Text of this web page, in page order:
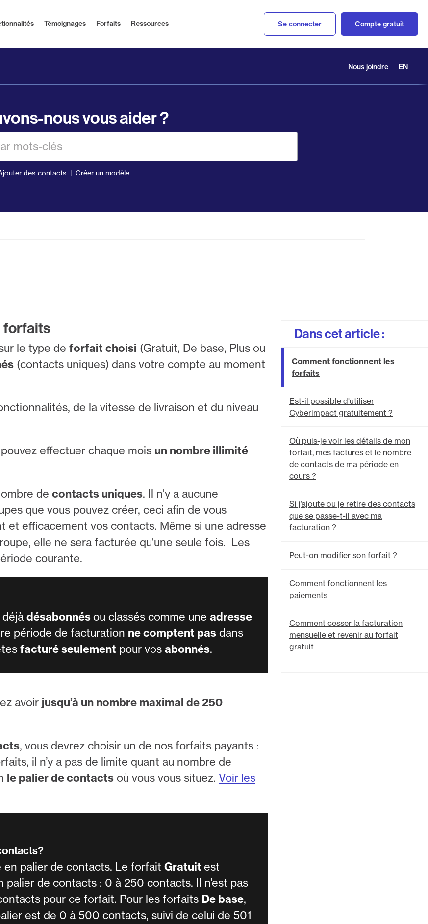
Témoignages Forfaits Ressources Se connecter Compte gratuit
Nous joindre EN
nous vous aider ?
des contacts Créer un modèle
Dans cet article :
Comment fonctionnent les
forfaits
Est-il possible d'utiliser
Cyberimpact gratuitement ?
Où puis-je voir les détails de mon
forfait, mes factures et le nombre
de contacts de ma période en
cours ?
Si j’ajoute ou je retire des contacts
que se passe-t-il avec ma
facturation ?
Peut-on modifier son forfait ?
Comment fonctionnent les
paiements
Comment cesser la facturation
mensuelle et revenir au forfait
gratuit
forfaits
le type de forfait choisi (Gratuit, De base, Plus ou
(contacts uniques) dans votre compte au moment
de la vitesse de livraison et du niveau
effectuer chaque mois un nombre illimité
de contacts uniques. Il n'y a aucune
que vous pouvez créer, ceci afin de vous
et efficacement vos contacts. Même si une adresse
elle ne sera facturée qu'une seule fois. Les
courante.
désabonnésou classés comme une adresse
période de facturation ne comptent pas dans
facturé seulement pour vos abonnés.
avoir jusqu’à un nombre maximal de 250
, vous devrez choisir un de nos forfaits payants :
il n’y a pas de limite quant au nombre de
le palier de contacts où vous vous situez. Voir les
palier de contacts. Le forfait Gratuit est
palier de contacts : 0 à 250 contacts. Il n’est pas
pour ce forfait. Pour les forfaits De base,
est de 0 à 500 contacts, suivi de celui de 501